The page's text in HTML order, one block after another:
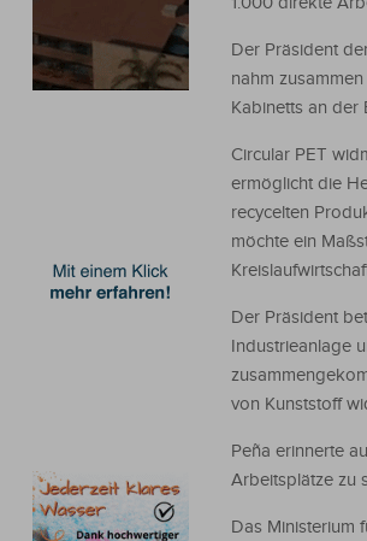
Der Präsident
nahm
Kabinetts an der
Circular PET
ermöglicht die
recycelten
möchte ein
Der Präsident
Industrieanlage
von Kunststoff
Peña erinnerte
Arbeitsplätze zu
Das Ministerium